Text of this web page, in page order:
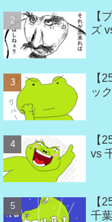
【
ズ
【
ッ
【
vs
【
千